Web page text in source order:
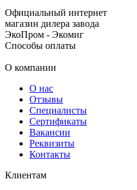
Официальный интернет
магазин дилера завода
ЭкоПром - Экомиг
Способы оплаты
О компании
О нас
Отзывы
Специалисты
Сертификаты
Вакансии
Реквизиты
Контакты
Клиентам